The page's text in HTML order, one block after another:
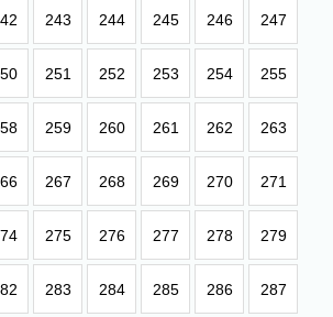
243 244 245 246 247
251 252 253 254 255
259 260 261 262 263
267 268 269 270 271
275 276 277 278 279
283 284 285 286 287